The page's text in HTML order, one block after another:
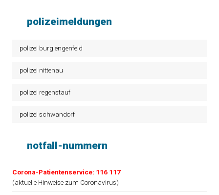
polizeimeldungen
polizei burglengenfeld
polizei nittenau
polizei regenstauf
polizei schwandorf
notfall-nummern
Corona-Patientenservice: 116 117
(aktuelle Hinweise zum Coronavirus)